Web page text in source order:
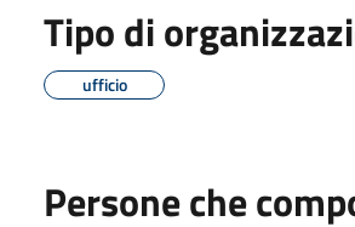
Tipo di
ufficio
Persone che